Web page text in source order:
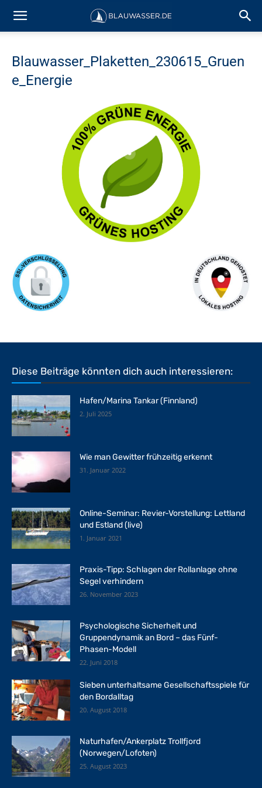
Blauwasser_Plaketten_230615_Gruen
e_Energie
Diese Beiträge könnten dich auch interessieren:
Hafen/Marina Tankar (Finnland)
2. Juli 2025
Wie man Gewitter frühzeitig erkennt
31. Januar 2022
Online-Seminar: Revier-Vorstellung: Lettland
und Estland (live)
1. Januar 2021
Praxis-Tipp: Schlagen der Rollanlage ohne
Segel verhindern
26. November 2023
Psychologische Sicherheit und
Gruppendynamik an Bord – das Fünf-
Phasen-Modell
22. Juni 2018
Sieben unterhaltsame Gesellschaftsspiele für
den Bordalltag
20. August 2018
Naturhafen/Ankerplatz Trollfjord
(Norwegen/Lofoten)
25. August 2023